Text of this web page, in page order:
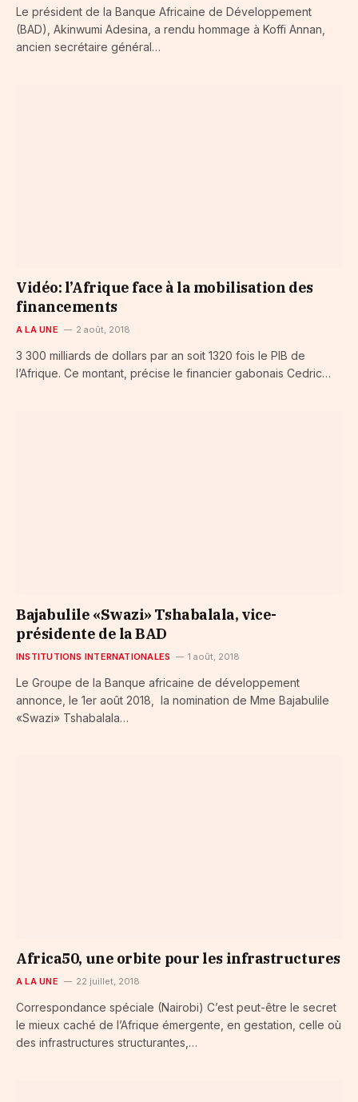
Le président de la Banque Africaine de Développement
(BAD), Akinwumi Adesina, a rendu hommage à Koffi Annan,
ancien secrétaire général…
Vidéo: l’Afrique face à la mobilisation des
financements
A LA UNE 2 août, 2018
3 300 milliards de dollars par an soit 1320 fois le PIB de
l’Afrique. Ce montant, précise le financier gabonais Cedric…
Bajabulile «Swazi» Tshabalala, vice-
présidente de la BAD
INSTITUTIONS INTERNATIONALES 1 août, 2018
Le Groupe de la Banque africaine de développement
annonce, le 1er août 2018, la nomination de Mme Bajabulile
«Swazi» Tshabalala…
Africa50, une orbite pour les infrastructures
A LA UNE 22 juillet, 2018
Correspondance spéciale (Nairobi) C’est peut-être le secret
le mieux caché de l’Afrique émergente, en gestation, celle où
des infrastructures structurantes,…